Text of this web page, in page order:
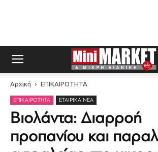
Αρχική ΕΠΙΚΑΙΡΟΤΗΤΑ
ΕΠΙΚΑΙΡΟΤΗΤΑ ΕΤΑΙΡΙΚΆ ΝΈΑ
Βιολάντα: Διαρροή
προπανίου και